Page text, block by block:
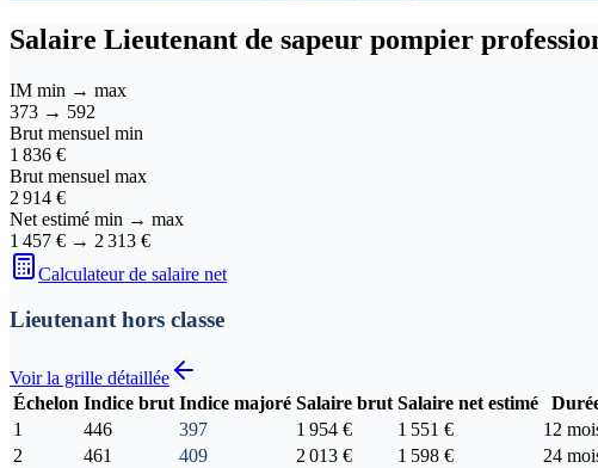
Salaire Lieutenant de sapeur pompier
IM min → max
373 → 592
Brut mensuel min
1 836 €
Brut mensuel max
2 914 €
Net estimé min → max
1 457 € → 2 313 €
Calculateur de salaire net
Lieutenant hors classe
Voir la grille détaillée
Échelon Indice brut Indice majoré Salaire brut Salaire net estimé
1
446 397 1 954 € 1 551 €
12
2
461 409 2 013 € 1 598 €
24